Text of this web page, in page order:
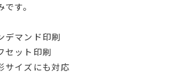
す。
デマンド印刷
セット印刷
サイズにも対応